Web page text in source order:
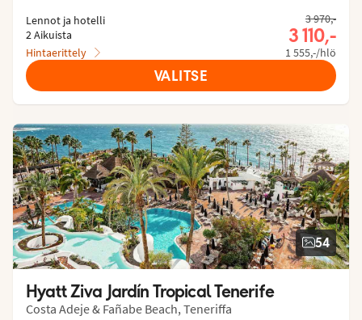
Lennot ja hotelli
2 Aikuista
Hintaerittely
3 970,-
3 110,-
1 555,-/hlö
VALITSE
54
Hyatt Ziva Jardín Tropical Tenerife
Costa Adeje & Fañabe Beach, Teneriffa